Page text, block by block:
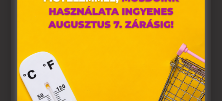
tárolnak webes böngészőjében. Ehhez az Ön
hozzájárulása szükséges.
A „sütiket" az elektronikus hírközlésről szóló 2003. évi C.
törvény, az elektronikus kereskedelmi szolgáltatások, az
információs társadalommal összefüggő szolgáltatások
egyes kérdéseiről szóló 2001. évi CVIII. törvény, valamint
az Európai Unió előírásainak megfelelően használjuk.
Azon weblapoknak, melyek az Európai Unió országain
belül működnek, a „sütik" használatához, és ezeknek a